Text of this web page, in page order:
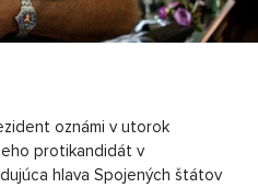
oznámi v utorok
protikandidát v
hlava Spojených štátov